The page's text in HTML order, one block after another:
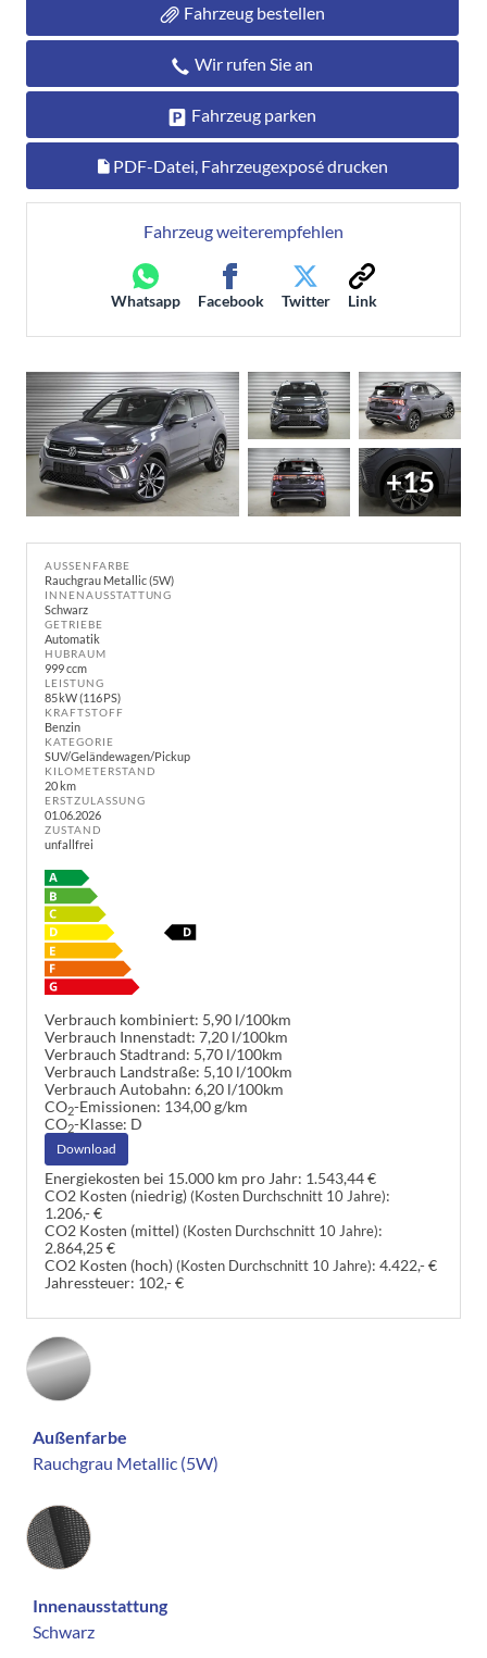
Fahrzeug bestellen
Wir rufen Sie an
Fahrzeug parken
PDF-Datei, Fahrzeugexposé drucken
Fahrzeug weiterempfehlen
Whatsapp Facebook Twitter Link
+15
AUSSENFARBE
Rauchgrau Metallic (5W)
INNENAUSSTATTUNG
Schwarz
GETRIEBE
Automatik
HUBRAUM
999 ccm
LEISTUNG
85 kW (116 PS)
KRAFTSTOFF
Benzin
KATEGORIE
SUV/Geländewagen/Pickup
KILOMETERSTAND
20 km
ERSTZULASSUNG
01.06.2026
ZUSTAND
unfallfrei
Verbrauch kombiniert: 5,90 l/100km
Verbrauch Innenstadt: 7,20 l/100km
Verbrauch Stadtrand: 5,70 l/100km
Verbrauch Landstraße: 5,10 l/100km
Verbrauch Autobahn: 6,20 l/100km
CO2-Emissionen: 134,00 g/km
CO2-Klasse: D
Download
Energiekosten bei 15.000 km pro Jahr: 1.543,44 €
CO2 Kosten (niedrig) (Kosten Durchschnitt 10 Jahre):
1.206,- €
CO2 Kosten (mittel) (Kosten Durchschnitt 10 Jahre):
2.864,25 €
CO2 Kosten (hoch) (Kosten Durchschnitt 10 Jahre): 4.422,- €
Jahressteuer: 102,- €
Außenfarbe
Rauchgrau Metallic (5W)
Innenausstattung
Innenausstattung
Schwarz